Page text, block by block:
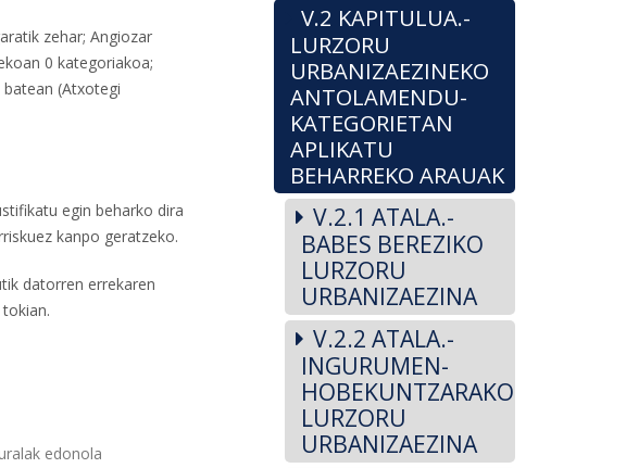
zehar; Angiozar
0 kategoriakoa;
(Atxotegi
egin beharko dira
kanpo geratzeko.
datorren errekaren
edonola
V.2 KAPITULUA.-
LURZORU
URBANIZAEZINEKO
ANTOLAMENDU-
KATEGORIETAN
APLIKATU
BEHARREKO ARAUAK
V.2.1 ATALA.-
BABES BEREZIKO
LURZORU
URBANIZAEZINA
V.2.2 ATALA.-
INGURUMEN-
HOBEKUNTZARAKO
LURZORU
URBANIZAEZINA